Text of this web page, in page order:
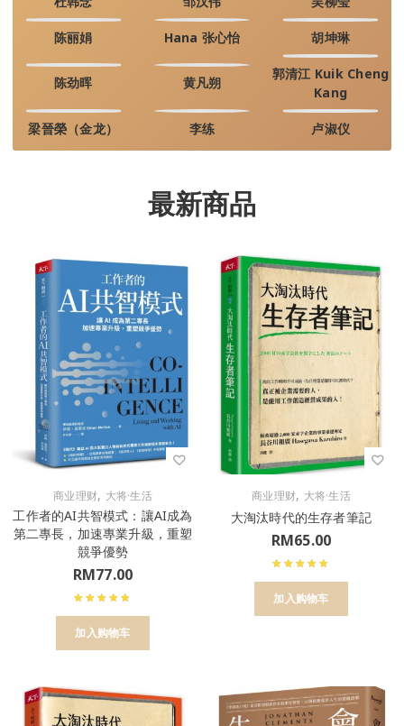
陈丽娟 Hana 张心怡 胡坤琳
陈劲晖 黄凡朔
郭清江 Kuik Cheng
Kang
梁晉榮（金龙） 李练 卢淑仪
最新商品
商业理财, 大将·生活
工作者的AI共智模式：讓AI成為
第二專長，加速專業升級，重塑
競爭優勢
RM77.00
加入购物车
商业理财, 大将·生活
大淘汰時代的生存者筆記
RM65.00
加入购物车